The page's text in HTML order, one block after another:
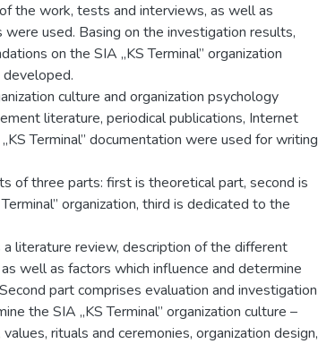
the work, tests and interviews, as well as
were used. Basing on the investigation results,
on the SIA „KS Terminal” organization
culture and organization psychology
literature, periodical publications, Internet
Terminal” documentation were used for writing
of three parts: first is theoretical part, second is
organization, third is dedicated to the
literature review, description of the different
well as factors which influence and determine
part comprises evaluation and investigation
the SIA „KS Terminal” organization culture –
rituals and ceremonies, organization design,